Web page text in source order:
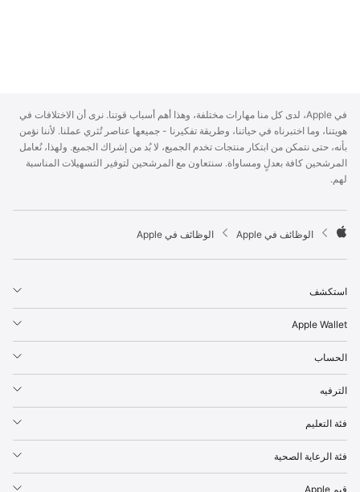
p
p
l
e
F
o
t
r
في Apple، لدى كل منا مهارات مختلفة، وهذا أهم أسباب قوتنا. نرى أن الاختلافات في
هويتنا، وما اختبرناه في حياتنا، وطريقة تفكيرنا - جميعها عناصر تُثري عملنا. لأننا نؤمن
بأنه، حتى نتمكن من ابتكار منتجات تخدم الجميع، لا بُد من إشراك الجميع. ولهذا، نُعامل
المرشحين كافة بعدلٍ ومساواة. سنتعاون مع المرشحين لتوفير التسهيلات المناسبة
لهم.

p
l
e
الوظائف في Apple الوظائف في Apple
استكشف
Apple Wallet
الحساب
الترفيه
فئة التعليم
فئة الرعاية الصحية
قيم Apple